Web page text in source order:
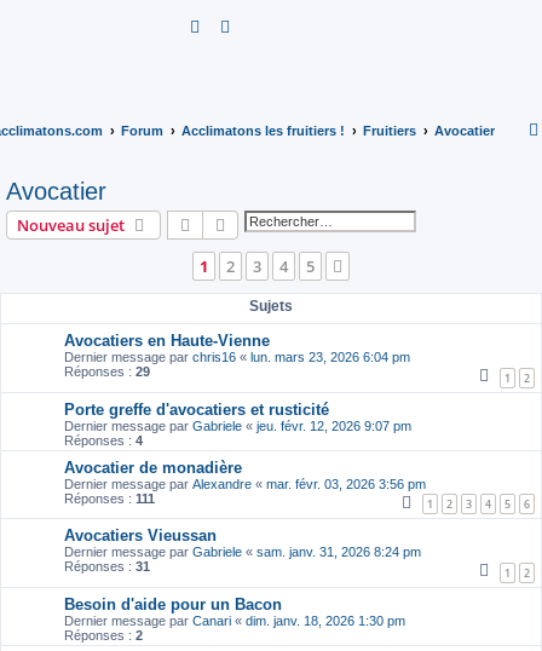
e
Forum Acclimatons les fruitiers ! Fruitiers Avocatier
Avocatier
Nouveau sujet RechercherRecherche avancée
1
2 3 4 5
Sujets
Avocatiers en Haute-Vienne
Dernier message par chris16 « lun. mars 23, 2026 6:04 pm
Réponses : 29 1 2
Porte greffe d'avocatiers et rusticité
Dernier message par Gabriele « jeu. févr. 12, 2026 9:07 pm
Réponses : 4
Avocatier de monadière
Dernier message par Alexandre « mar. févr. 03, 2026 3:56 pm
Réponses : 111 1 2 3 4 5 6
Avocatiers Vieussan
Dernier message par Gabriele « sam. janv. 31, 2026 8:24 pm
Réponses : 31 1 2
Besoin d'aide pour un Bacon
Dernier message par Canari « dim. janv. 18, 2026 1:30 pm
Réponses : 2